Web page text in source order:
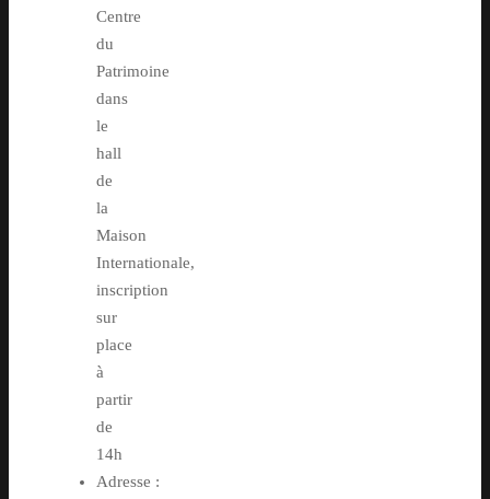
Centre
du
Patrimoine
dans
le
hall
de
la
Maison
Internationale,
inscription
sur
place
à
partir
de
14h
Adresse :